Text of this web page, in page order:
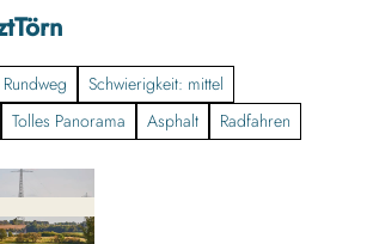
Rundweg
Schwierigkeit: mittel
Tolles Panorama Asphalt Radfahren